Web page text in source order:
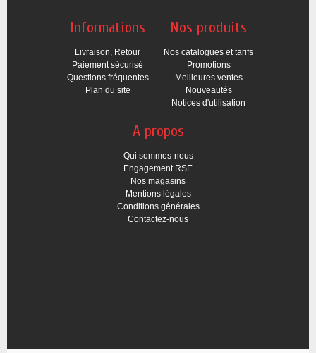
Informations
Livraison, Retour
Paiement sécurisé
Questions fréquentes
Plan du site
Nos produits
Nos catalogues et tarifs
Promotions
Meilleures ventes
Nouveautés
Notices d'utilisation
A propos
Qui sommes-nous
Engagement RSE
Nos magasins
Mentions légales
Conditions générales
Contactez-nous